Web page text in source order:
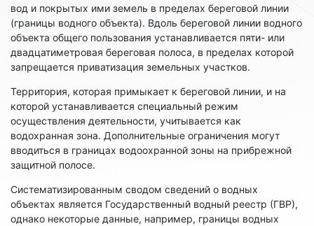
вод и покрытых ими земель в пределах береговой линии
(границы водного объекта). Вдоль береговой линии водного
объекта общего пользования устанавливается пяти- или
двадцатиметровая береговая полоса, в пределах которой
запрещается приватизация земельных участков.
Территория, которая примыкает к береговой линии, и на
которой устанавливается специальный режим
осуществления деятельности, учитывается как
водохранная зона. Дополнительные ограничения могут
вводиться в границах водоохранной зоны на прибрежной
защитной полосе.
Систематизированным сводом сведений о водных
объектах является Государственный водный реестр (ГВР),
однако некоторые данные, например, границы водных